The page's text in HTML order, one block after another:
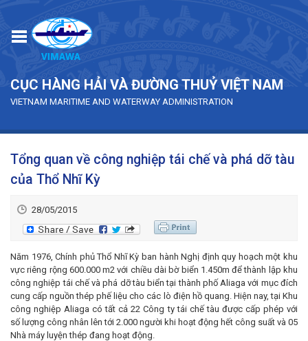
CỤC HÀNG HẢI VÀ ĐƯỜNG THUỶ VIỆT NAM
VIETNAM MARITIME AND WATERWAY ADMINISTRATION
Tổng quan về công nghiệp tái chế và phá dỡ tàu
của Thổ Nhĩ Kỳ
28/05/2015
Năm 1976, Chính phủ Thổ Nhĩ Kỳ ban hành Nghị định quy hoạch một khu
vực riêng rộng 600.000 m2 với chiều dài bờ biển 1.450m để thành lập khu
công nghiệp tái chế và phá dỡ tàu biển tại thành phố Aliaga với mục đích
cung cấp nguồn thép phế liệu cho các lò điện hồ quang. Hiện nay, tại Khu
công nghiệp Aliaga có tất cả 22 Công ty tái chế tàu được cấp phép với
số lượng công nhân lên tới 2.000 người khi hoạt động hết công suất và 05
Nhà máy luyện thép đang hoạt động.